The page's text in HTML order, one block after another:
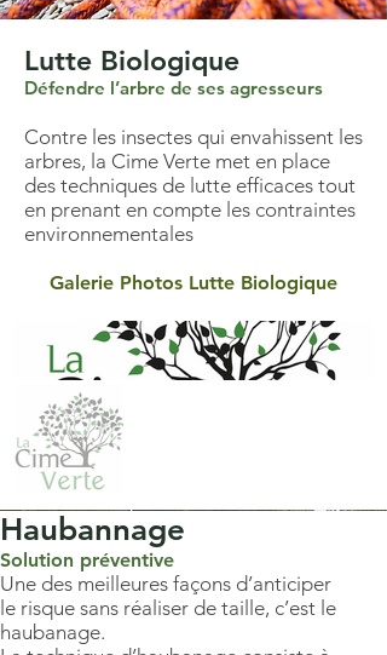
Lutte Biologique
Défendre l’arbre de ses agresseurs
Contre les insectes qui envahissent les
arbres, la Cime Verte met en place
des techniques de lutte efficaces tout
en prenant en compte les contraintes
environnementales
Galerie Photos Lutte Biologique
Haubannage
Solution préventive
Une des meilleures façons d’anticiper
le risque sans réaliser de taille, c’est le
haubanage.